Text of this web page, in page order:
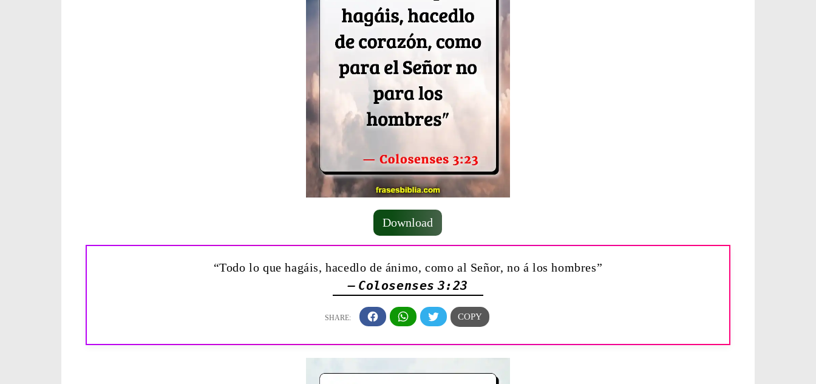
Download
“Todo lo que hagáis, hacedlo de ánimo, como al Señor, no á los hombres”
— Colosenses 3:23